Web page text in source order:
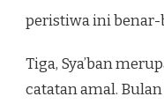
peristiwa ini benar-
Tiga, Sya’ban
catatan amal.